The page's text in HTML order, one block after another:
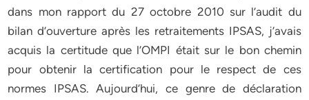
dans mon rapport du 27 octobre 2010 sur l’audit du
bilan d’ouverture après les retraitements IPSAS, j’avais
acquis la certitude que l’OMPI était sur le bon chemin
pour obtenir la certification pour le respect de ces
normes IPSAS. Aujourd’hui, ce genre de déclaration